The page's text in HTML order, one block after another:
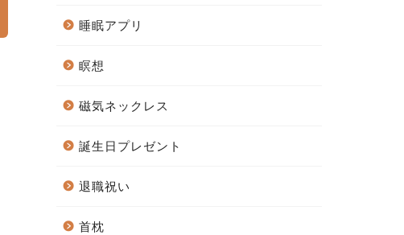
睡眠アプリ
瞑想
磁気ネックレス
誕生日プレゼント
退職祝い
首枕